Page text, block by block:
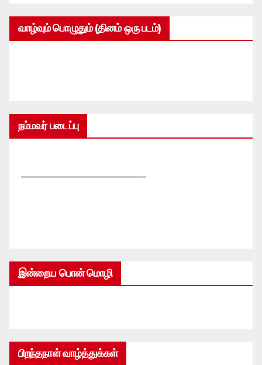
வாழ்வும் பொழுதும் (தினம் ஒரு படம்)
நம்மவர் படைப்பு
—————————————-
இன்றைய பொன் மொழி
பிறந்தநாள் வாழ்த்துக்கள்